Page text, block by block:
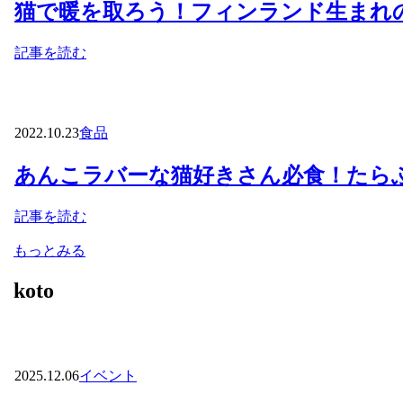
猫で暖を取ろう！フィンランド生ま
記事を読む
2022.10.23食品
あんこラバーな猫好きさん必食！たら
記事を読む
もっとみる
koto
2025.12.06イベント